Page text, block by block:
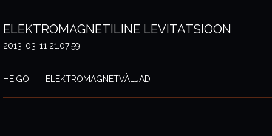
ELEKTROMAGNETILINE LEVITATSIOON
2013-03-11 21:07:59
HEIGO ELEKTROMAGNETVÄLJAD